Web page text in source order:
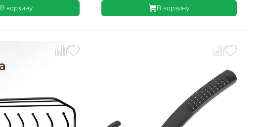
В корзину В корзину